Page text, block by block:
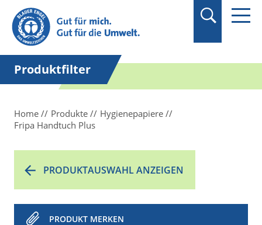
Suchbegriff in
Anführungszeichen
setzen.
Produktfilter
Home Produkte
Hygienepapiere
Fripa Handtuch Plus
PRODUKTAUSWAHL ANZEIGEN
PRODUKT MERKEN